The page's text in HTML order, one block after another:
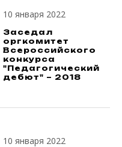
10 января 2022
Заседал
оргкомитет
Всероссийского
конкурса
"Педагогический
дебют" – 2018
10 января 2022